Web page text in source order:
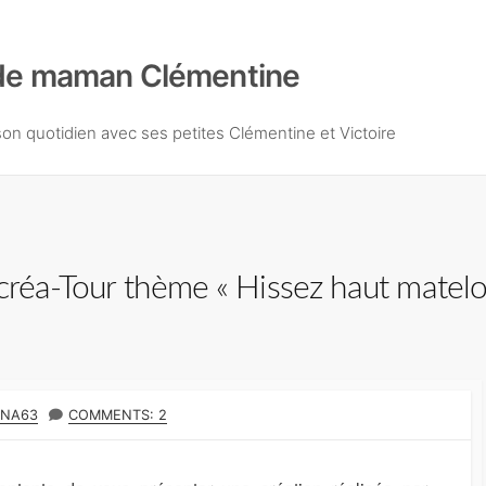
maman Clémentine
quotidien avec ses petites Clémentine et Victoire
Tour thème « Hissez haut
COMMENTS: 2